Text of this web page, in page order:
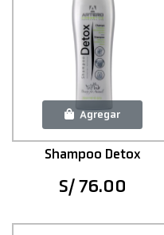
Agregar
Shampoo Detox
S/ 76.00